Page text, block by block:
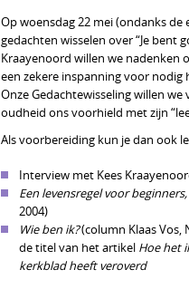
Op woensdag 22 mei (ondanks
gedachten wisselen over “Je bent
Kraayenoord willen we nadenken
een zekere inspanning voor
Onze Gedachtewisseling willen
oudheid ons voorhield met zijn
Als voorbereiding kun je dan ook
Interview met Kees
Een levensregel voor
2004)
Wie ben ik?(column Klaas Vos,
de titel van het artikel Hoe het
kerkblad heeft veroverd